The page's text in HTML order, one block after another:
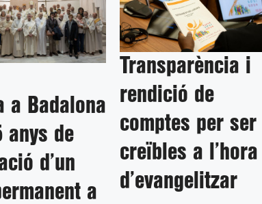
a Badalona
anys de
d’un
a
Transparència i
rendició de
comptes per ser
creïbles a l’hora
d’evangelitzar